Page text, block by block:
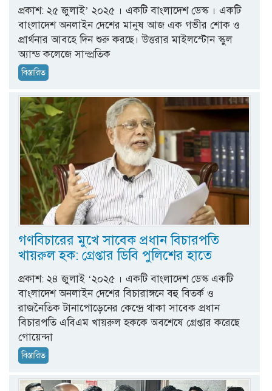
প্রকাশ: ২৫ জুলাই’ ২০২৫ । একটি বাংলাদেশ ডেস্ক । একটি
বাংলাদেশ অনলাইন দেশের মানুষ আজ এক গভীর শোক ও
প্রার্থনার আবহে দিন শুরু করছে। উত্তরার মাইলস্টোন স্কুল
অ্যান্ড কলেজে সাম্প্রতিক
বিস্তারিত
গণবিচারের মুখে সাবেক প্রধান বিচারপতি
খায়রুল হক: গ্রেপ্তার ডিবি পুলিশের হাতে
প্রকাশ: ২৪ জুলাই ‘২০২৫ । একটি বাংলাদেশ ডেস্ক একটি
বাংলাদেশ অনলাইন দেশের বিচারাঙ্গনে বহু বিতর্ক ও
রাজনৈতিক টানাপোড়েনের কেন্দ্রে থাকা সাবেক প্রধান
বিচারপতি এবিএম খায়রুল হককে অবশেষে গ্রেপ্তার করেছে
গোয়েন্দা
বিস্তারিত